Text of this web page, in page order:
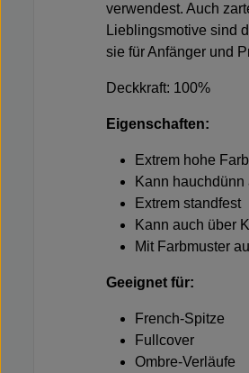
verwendest. Auch
Lieblingsmotive sind
sie für Anfänger und
Deckkraft: 100%
Eigenschaften:
Extrem hohe
Kann
Extrem standfest
Kann auch über
Mit Farbmuster
Geeignet für:
French-Spitze
Fullcover
Ombre-Verläufe